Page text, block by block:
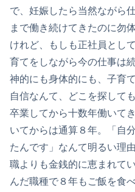
で、妊娠したら当然ながら
まで働き続けてきたのに勿
けれど、もしも正社員とし
育てをしながら今の仕事は
神的にも身体的にも、子育
自信なんて、どこを探して
卒業してから十数年働いて
いてからは通算８年。「自
たんです」なんて明るい理
職よりも金銭的に恵まれて
んだ職種で８年もご飯を食